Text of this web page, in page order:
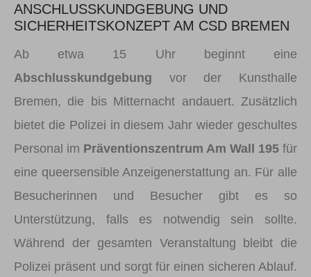
ANSCHLUSSKUNDGEBUNG UND
SICHERHEITSKONZEPT AM CSD BREMEN
Ab etwa 15 Uhr beginnt eine
Abschlusskundgebung vor der Kunsthalle
Bremen, die bis Mitternacht andauert. Zusätzlich
bietet die Polizei in diesem Jahr wieder geschultes
Personal im Präventionszentrum Am Wall 195 für
eine queersensible Anzeigenerstattung an. Für alle
Besucherinnen und Besucher gibt es so
Unterstützung, falls es notwendig sein sollte.
Während der gesamten Veranstaltung bleibt die
Polizei präsent und sorgt für einen sicheren Ablauf.